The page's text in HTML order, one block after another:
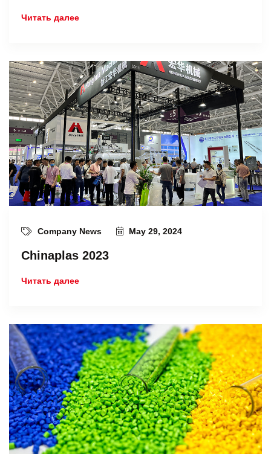
Читать далее
Company News May 29, 2024
Chinaplas 2023
Читать далее